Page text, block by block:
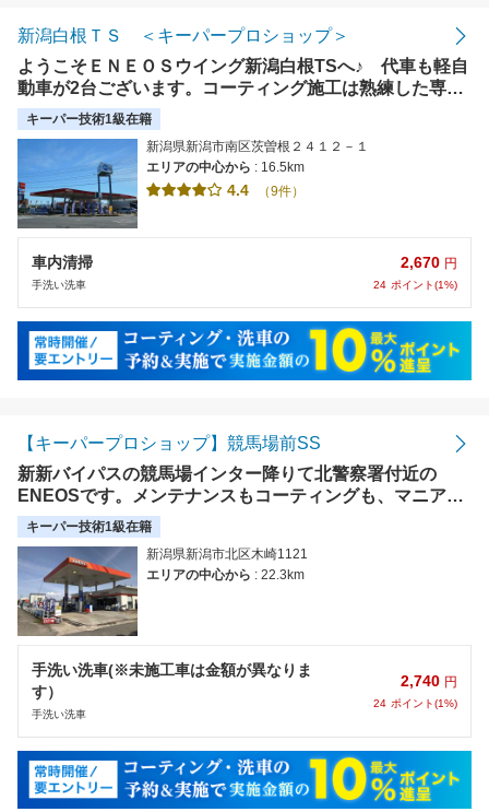
新潟白根ＴＳ ＜キーパープロショップ＞
ようこそＥＮＥＯＳウイング新潟白根TSへ♪ 代車も軽自
動車が2台ございます。コーティング施工は熟練した専門
スタッフが、受注、施工、お引き渡しまでしっかりとさせ
ていただきます!!
キーパー技術1級在籍
新潟県新潟市南区茨曽根２４１２－１
エリアの中心から : 16.5km
4.4 （9件）
車内清掃
手洗い洗車
2,670 円
24 ポイント(1%)
【キーパープロショップ】競馬場前SS
新新バイパスの競馬場インター降りて北警察署付近の
ENEOSです。メンテナンスもコーティングも、マニアの
方も納得の技術力で、お客様のご要望にお答えします。
キーパー技術1級在籍
新潟県新潟市北区木崎1121
エリアの中心から : 22.3km
手洗い洗車(※未施工車は金額が異なりま
す）
手洗い洗車
2,740 円
24 ポイント(1%)